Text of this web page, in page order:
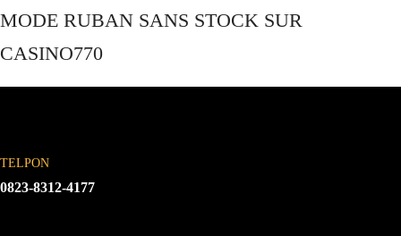
MODE RUBAN SANS STOCK SUR
CASINO770
TELPON
0823-8312-4177